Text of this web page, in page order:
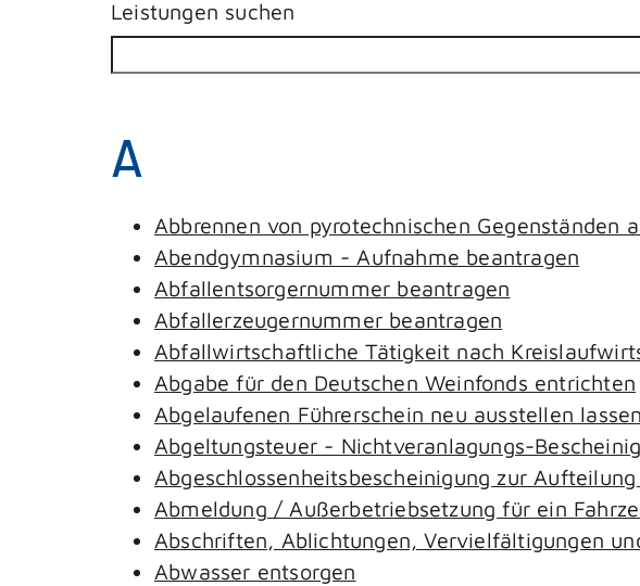
Leistungen suchen
A
Abbrennen von pyrotechnischen Gegenständen
Abendgymnasium - Aufnahme beantragen
Abfallentsorgernummer beantragen
Abfallerzeugernummer beantragen
Abfallwirtschaftliche Tätigkeit nach
Abgabe für den Deutschen Weinfonds entrichten
Abgelaufenen Führerschein neu ausstellen lassen
Abgeltungsteuer - Nichtveranlagungs-
Abgeschlossenheitsbescheinigung zur
Abmeldung / Außerbetriebsetzung für ein
Abschriften, Ablichtungen, Vervielfältigungen
Abwasser entsorgen